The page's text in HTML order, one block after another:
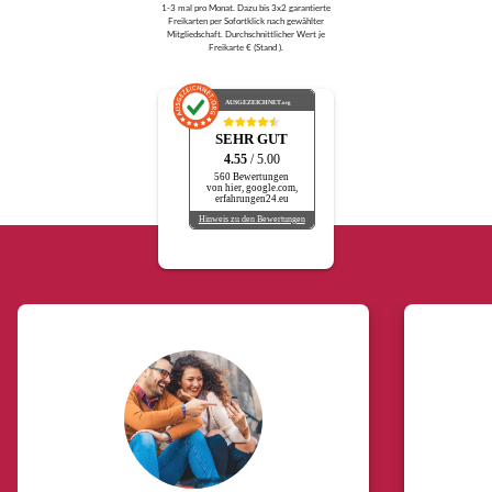
1-3 mal pro Monat. Dazu bis 3x2 garantierte
Freikarten per Sofortklick nach gewählter
Mitgliedschaft. Durchschnittlicher Wert je
Freikarte € (Stand ).
AUSGEZEICHNET.org
SEHR GUT
4.55 / 5.00
560 Bewertungen
von hier, google.com,
erfahrungen24.eu
Hinweis zu den Bewertungen